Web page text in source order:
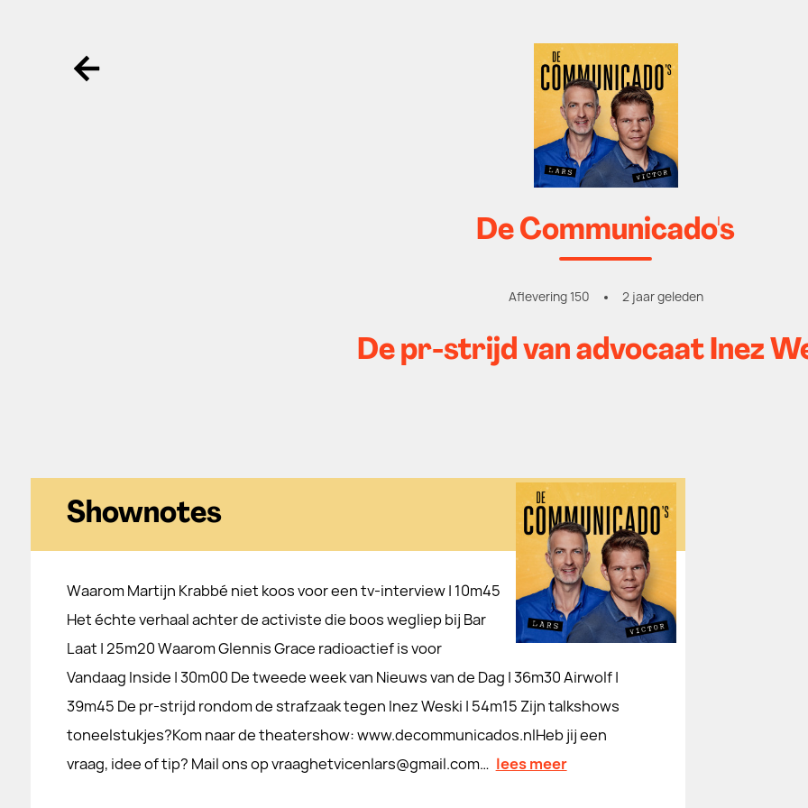
Ga terug
De Communicado's
Aflevering 150 2 jaar geleden
De pr-strijd van advocaat Inez
Shownotes
Waarom Martijn Krabbé niet koos voor een tv-interview | 10m45
Het échte verhaal achter de activiste die boos wegliep bij Bar
Laat | 25m20 Waarom Glennis Grace radioactief is voor
Vandaag Inside | 30m00 De tweede week van Nieuws van de Dag | 36m30 Airwolf |
39m45 De pr-strijd rondom de strafzaak tegen Inez Weski | 54m15 Zijn talkshows
toneelstukjes?Kom naar de theatershow: ⁠⁠⁠⁠⁠⁠⁠⁠⁠⁠⁠www.decommunicados.nl⁠⁠⁠⁠⁠⁠⁠⁠⁠⁠⁠Heb jij een
vraag, idee of tip? Mail ons op ⁠⁠⁠⁠⁠⁠⁠⁠⁠⁠⁠⁠⁠⁠⁠⁠⁠⁠⁠⁠⁠⁠⁠⁠⁠⁠⁠⁠⁠⁠⁠⁠⁠⁠⁠⁠⁠⁠⁠⁠vraaghetvicenlars@gmail.com⁠⁠⁠⁠⁠⁠⁠⁠⁠⁠⁠⁠⁠⁠⁠⁠⁠⁠⁠⁠⁠⁠⁠⁠⁠⁠⁠⁠⁠⁠⁠… lees meer